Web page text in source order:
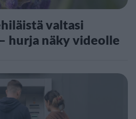
valtasi
hurja näky videolle